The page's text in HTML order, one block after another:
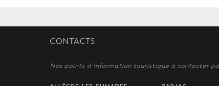
CONTACTS
Nos points d’information touristique à contacter